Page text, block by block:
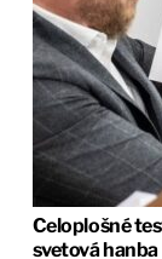
Celoplošné
svetová hanba